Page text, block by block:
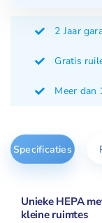
2 Jaar
Gratis
Meer dan
Specificaties
Unieke HEPA
kleine ruimtes